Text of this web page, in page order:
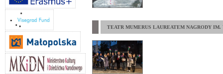
TEATR MUMERUS LAUREATEM NAGRODY